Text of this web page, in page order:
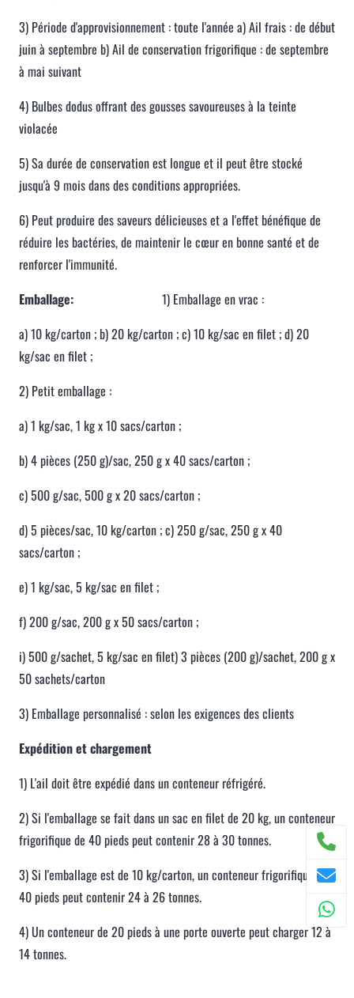
3) Période d'approvisionnement : toute l'année a) Ail frais : de début
juin à septembre b) Ail de conservation frigorifique : de septembre
à mai suivant
4) Bulbes dodus offrant des gousses savoureuses à la teinte
violacée
5) Sa durée de conservation est longue et il peut être stocké
jusqu'à 9 mois dans des conditions appropriées.
6) Peut produire des saveurs délicieuses et a l'effet bénéfique de
réduire les bactéries, de maintenir le cœur en bonne santé et de
renforcer l'immunité.
Emballage:
1) Emballage en vrac :
a) 10 kg/carton ; b) 20 kg/carton ; c) 10 kg/sac en filet ; d) 20
kg/sac en filet ;
2) Petit emballage :
a) 1 kg/sac, 1 kg x 10 sacs/carton ;
b) 4 pièces (250 g)/sac, 250 g x 40 sacs/carton ;
c) 500 g/sac, 500 g x 20 sacs/carton ;
d) 5 pièces/sac, 10 kg/carton ; c) 250 g/sac, 250 g x 40
sacs/carton ;
e) 1 kg/sac, 5 kg/sac en filet ;
f) 200 g/sac, 200 g x 50 sacs/carton ;
i) 500 g/sachet, 5 kg/sac en filet) 3 pièces (200 g)/sachet, 200 g x
50 sachets/carton
3) Emballage personnalisé : selon les exigences des clients
Expédition et chargement
1) L'ail doit être expédié dans un conteneur réfrigéré.
2) Si l'emballage se fait dans un sac en filet de 20 kg, un conteneur
frigorifique de 40 pieds peut contenir 28 à 30 tonnes.
3) Si l'emballage est de 10 kg/carton, un conteneur frigorifique de
40 pieds peut contenir 24 à 26 tonnes.
4) Un conteneur de 20 pieds à une porte ouverte peut charger 12 à
14 tonnes.